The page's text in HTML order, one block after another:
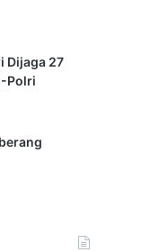
Dijaga 27
Polri